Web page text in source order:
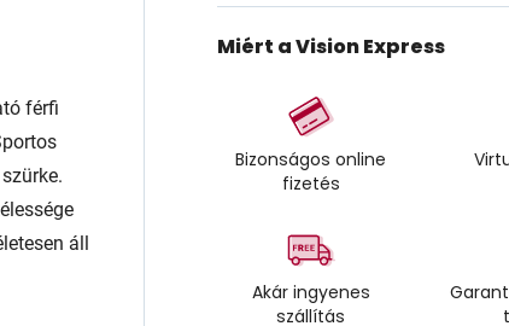
férfi
áll
Miért a Vision Express
Bizonságos online
fizetés
Akár ingyenes
szállítás